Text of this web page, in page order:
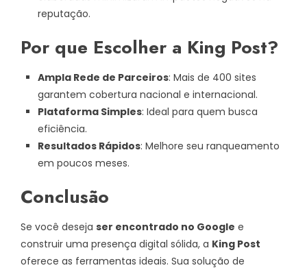
reputação.
Por que Escolher a King Post?
Ampla Rede de Parceiros: Mais de 400 sites
garantem cobertura nacional e internacional.
Plataforma Simples: Ideal para quem busca
eficiência.
Resultados Rápidos: Melhore seu ranqueamento
em poucos meses.
Conclusão
Se você deseja ser encontrado no Google e
construir uma presença digital sólida, a King Post
oferece as ferramentas ideais. Sua solução de